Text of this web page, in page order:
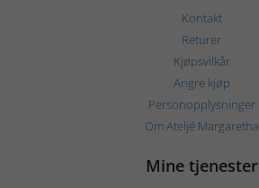
Kontakt
Returer
Kjøpsvilkår
Angre kjøp
Personopplysninger
Om Ateljé Margaretha
Mine tjenester